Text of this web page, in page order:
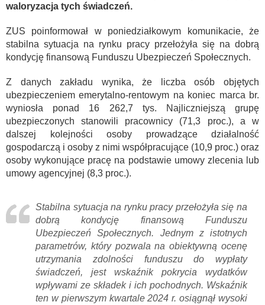
waloryzacja tych świadczeń.
ZUS poinformował w poniedziałkowym komunikacie, że
stabilna sytuacja na rynku pracy przełożyła się na dobrą
kondycję finansową Funduszu Ubezpieczeń Społecznych.
Z danych zakładu wynika, że liczba osób objętych
ubezpieczeniem emerytalno-rentowym na koniec marca br.
wyniosła ponad 16 262,7 tys. Najliczniejszą grupę
ubezpieczonych stanowili pracownicy (71,3 proc.), a w
dalszej kolejności osoby prowadzące działalność
gospodarczą i osoby z nimi współpracujące (10,9 proc.) oraz
osoby wykonujące pracę na podstawie umowy zlecenia lub
umowy agencyjnej (8,3 proc.).
Stabilna sytuacja na rynku pracy przełożyła się na
dobrą kondycję finansową Funduszu
Ubezpieczeń Społecznych. Jednym z istotnych
parametrów, który pozwala na obiektywną ocenę
utrzymania zdolności funduszu do wypłaty
świadczeń, jest wskaźnik pokrycia wydatków
wpływami ze składek i ich pochodnych. Wskaźnik
ten w pierwszym kwartale 2024 r. osiągnął wysoki